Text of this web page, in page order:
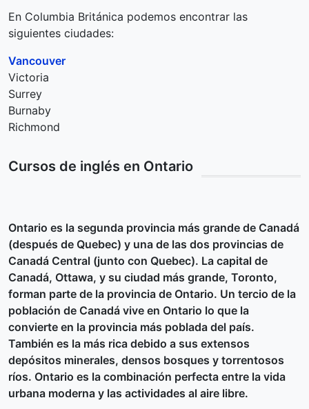
En Columbia Británica podemos encontrar las
siguientes ciudades:
Vancouver
Victoria
Surrey
Burnaby
Richmond
Cursos de inglés en Ontario
Ontario es la segunda provincia más grande de Canadá
(después de Quebec) y una de las dos provincias de
Canadá Central (junto con Quebec). La capital de
Canadá, Ottawa, y su ciudad más grande, Toronto,
forman parte de la provincia de Ontario. Un tercio de la
población de Canadá vive en Ontario lo que la
convierte en la provincia más poblada del país.
También es la más rica debido a sus extensos
depósitos minerales, densos bosques y torrentosos
ríos. Ontario es la combinación perfecta entre la vida
urbana moderna y las actividades al aire libre.